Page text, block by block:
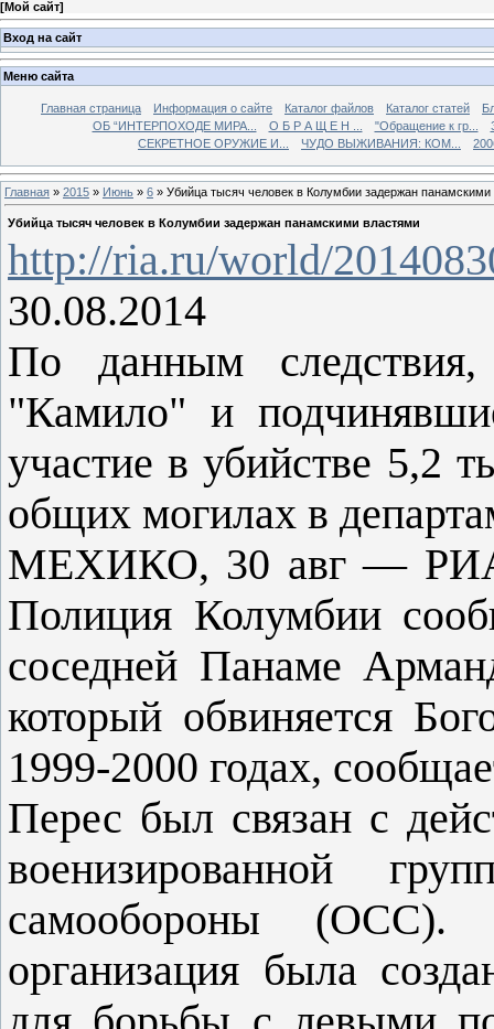
[Мой сайт]
Вход на сайт
Меню сайта
Главная страница Информация о сайте Каталог файлов Каталог статей
ОБ “ИНТЕРПОХОДЕ МИРА...
О Б Р А Щ Е Н ... "Обращение к гр...
СЕКРЕТНОЕ ОРУЖИЕ И...
ЧУДО ВЫЖИВАНИЯ: КОМ...
Главная » 2015 » Июнь » 6 » Убийца тысяч человек в Колумбии задержан панамскими
Убийца тысяч человек в Колумбии задержан панамскими властями
http://ria.ru/world/
30.08.2014
По данным
"Камило" и
участие в убийстве 5,2
общих могилах в
МЕХИКО, 30 авг — РИА
Полиция Колумбии
соседней Панаме
который обвиняется
1999-2000 годах,
Перес был связан с
военизированной
самообороны (ОСС).
организация была